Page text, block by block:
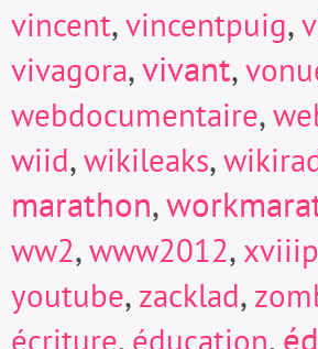
vincent,vincentpuig,
vivagora,vivant,
webdocumentaire,
wiid,wikileaks,
marathon,
ww2,www2012,
youtube, zacklad,
écriture, éducation,